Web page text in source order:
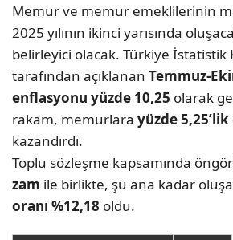
Memur ve memur emeklilerinin
2025 yılının ikinci yarısında
belirleyici olacak. Türkiye İstatistik
tarafından açıklanan Temmuz-
enflasyonu yüzde 10,25 olarak
rakam, memurlara yüzde
kazandırdı.
Toplu sözleşme kapsamında
zam ile birlikte, şu ana kadar
oranı %12,18 oldu.